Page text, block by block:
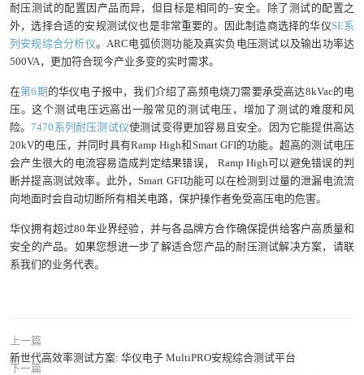
耐压测试的配置因产品而异，但目标是相同的–安全。除了测试的配置之
外，选择合适的安规测试仪也是非常重要的。因此制造商选择的华仪SE系
列安规综合分析仪。ARC电弧侦测功能及真实负电压测试以及输出功率达
500VA，更加符合现今产业多变的实时需求。
在第6期 的华仪电子报中，我们介绍了高频电烧刀需要承受高达8kVac的电
压。这个测试电压远高出一般常见的测试电压，增加了测试的难度和风
险。7470系列耐压测试仪使测试变得更加容易且安全。因为它能提供高达
20kV的电压，并同时具有Ramp High和Smart GFI的功能。超高的测试电压
会产生很大的电流容易造成判定结果错误， Ramp High可以避免错误的判
断并提高测试效率。此外，Smart GFI功能可以在检测到过量的泄漏电流流
向地面时会自动切断所有相关电路，保护操作者免受高压电的危害。
华仪拥有超过80年业界经验，并与各品牌方合作确保提供给客户高质量和
安全的产品。如果您想进一步了解适合您产品的耐压测试解决方案，请联
系我们的业务代表。
上一篇
新世代高效率测试方案: 华仪电子 MultiPRO安规综合测试平台
下一篇